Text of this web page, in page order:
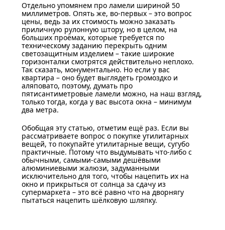
Отдельно упомянем про ламели шириной 50
миллиметров. Опять же, во-первых – это вопрос
цены, ведь за их стоимость можно заказать
приличную рулонную штору, но в целом, на
больших проёмах, которые требуется по
техническому заданию перекрыть одним
светозащитным изделием – такие широкие
горизонталки смотрятся действительно неплохо.
Так сказать, монументально. Но если у вас
квартира – оно будет выглядеть громоздко и
аляповато, поэтому, думать про
пятисантиметровые ламели можно, на наш взгляд,
только тогда, когда у вас высота окна – минимум
два метра.
Обобщая эту статью, отметим ещё раз. Если вы
рассматриваете вопрос о покупке утилитарных
вещей, то покупайте утилитарные вещи, сугубо
практичные. Потому что выдумывать что-либо с
обычными, самыми-самыми дешёвыми
алюминиевыми жалюзи, задуманными
исключительно для того, чтобы нацепить их на
окно и прикрыться от солнца за сдачу из
супермаркета – это всё равно что на дворнягу
пытаться нацепить шёлковую шляпку.